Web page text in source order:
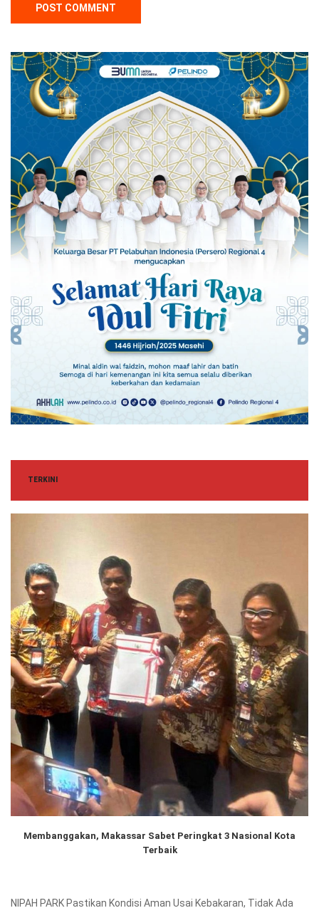
TERKINI
Membanggakan, Makassar Sabet Peringkat 3 Nasional Kota
Terbaik
NIPAH PARK Pastikan Kondisi Aman Usai Kebakaran, Tidak Ada